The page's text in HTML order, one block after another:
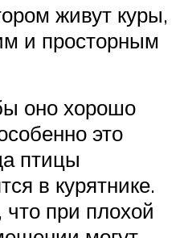
живут куры,
и просторным
оно хорошо
это
птицы
в курятнике.
при плохой